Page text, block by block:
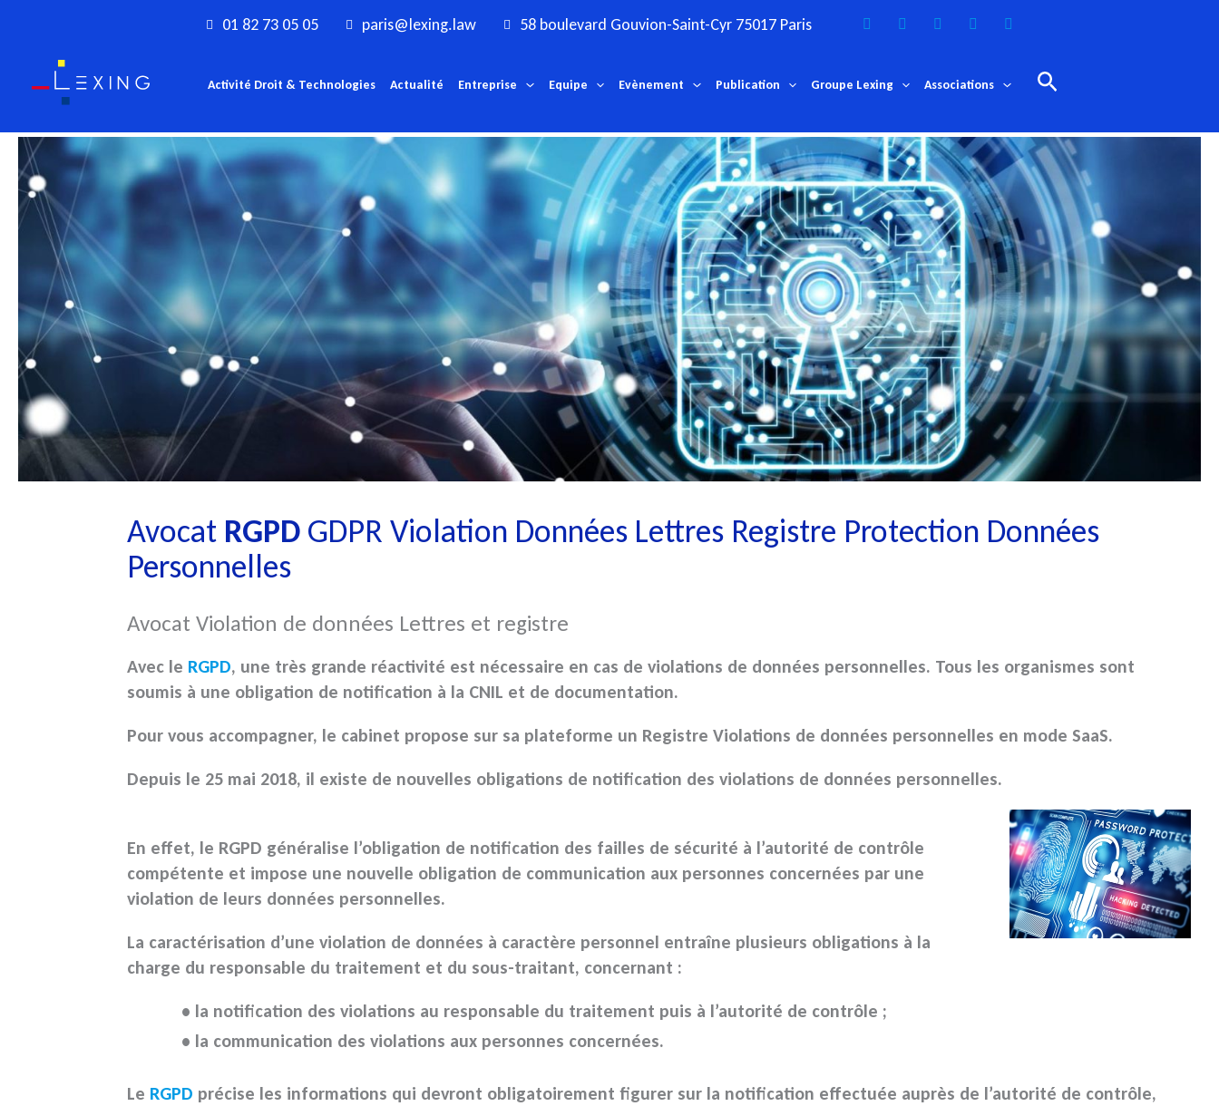
contenu
01 82 73 05 05 paris@lexing.law 58 boulevard Gouvion-Saint-Cyr 75017 Paris
Activité Droit & Technologies Actualité Entreprise Equipe Evènement Publication Groupe Lexing Associations Rechercher
Avocat RGPDGDPR Violation Données Lettres Registre Protection Données
Personnelles
Avocat Violation de données Lettres et registre
Avec le RGPD, une très grande réactivité est nécessaire en cas de violations de données personnelles. Tous les organismes sont
soumis à une obligation de notification à la CNIL et de documentation.
Pour vous accompagner, le cabinet propose sur sa plateforme un Registre Violations de données personnelles en mode SaaS.
Depuis le 25 mai 2018, il existe de nouvelles obligations de notification des violations de données personnelles.
En effet, le RGPD généralise l’obligation de notification des failles de sécurité à l’autorité de contrôle
compétente et impose une nouvelle obligation de communication aux personnes concernées par une
violation de leurs données personnelles.
La caractérisation d’une violation de données à caractère personnel entraîne plusieurs obligations à la
charge du responsable du traitement et du sous-traitant, concernant :
• la notification des violations au responsable du traitement puis à l’autorité de contrôle ;
• la communication des violations aux personnes concernées.
Le RGPD précise les informations qui devront obligatoirement figurer sur la notification effectuée auprès de l’autorité de contrôle,